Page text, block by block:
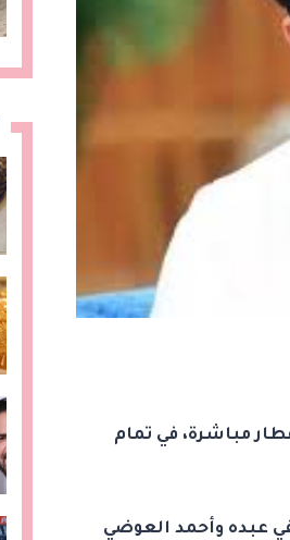
الجديد في رمضان 2025، بعد الإفطار مباشرة، في تمام
برنامج «رامز إيلون مصر» في رمضان 2025 فيفي عبده وأحمد العوضي